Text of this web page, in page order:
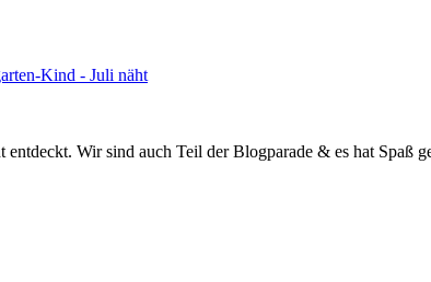
Kind - Juli näht
Wir sind auch Teil der Blogparade & es hat